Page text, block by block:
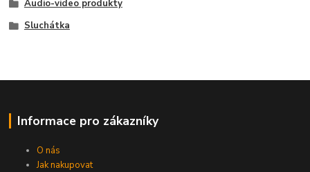
Audio-video produkty
Sluchátka
Informace pro zákazníky
O nás
Jak nakupovat